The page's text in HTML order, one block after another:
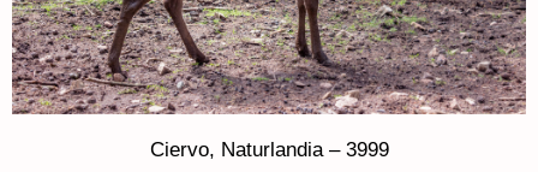
Ciervo, Naturlandia – 3999